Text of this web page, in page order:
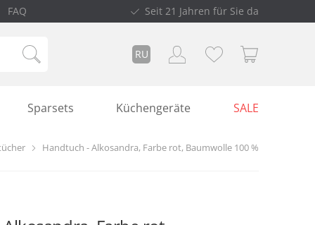
FAQ Seit 21 Jahren für Sie da
RU
Sparsets Küchengeräte SALE
Handtuch - Alkosandra, Farbe rot, Baumwolle 100 %